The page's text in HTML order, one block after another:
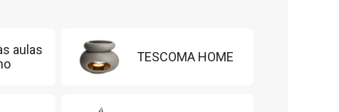
aulas
TESCOMA HOME